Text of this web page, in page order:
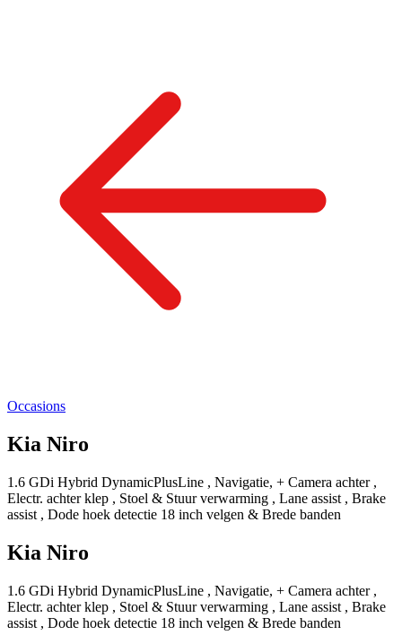
Occasions
Kia Niro
1.6 GDi Hybrid DynamicPlusLine , Navigatie, + Camera achter ,
Electr. achter klep , Stoel & Stuur verwarming , Lane assist , Brake
assist , Dode hoek detectie 18 inch velgen & Brede banden
Kia Niro
1.6 GDi Hybrid DynamicPlusLine , Navigatie, + Camera achter ,
Electr. achter klep , Stoel & Stuur verwarming , Lane assist , Brake
assist , Dode hoek detectie 18 inch velgen & Brede banden